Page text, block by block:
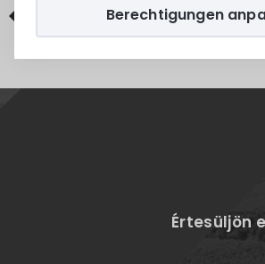
Berechtigungen
Facebook Twitter
Értesüljön